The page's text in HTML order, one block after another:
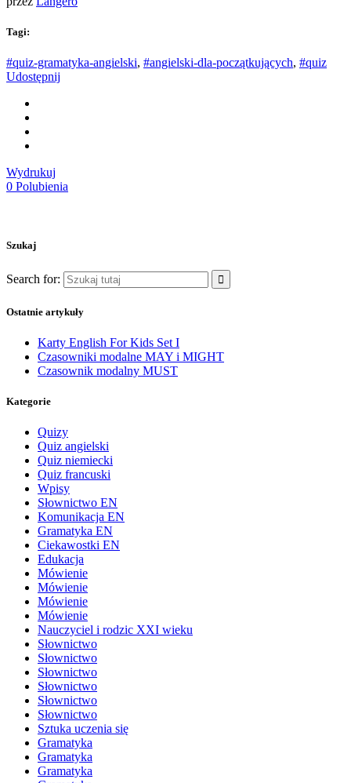
Tagi:
#quiz-gramatyka-angielski, #angielski-dla-początkujących, #quiz
Udostępnij
Wydrukuj
0 Polubienia
Szukaj
Search for:
Ostatnie artykuły
Karty English For Kids Set I
Czasowniki modalne MAY i MIGHT
Czasownik modalny MUST
Kategorie
Quizy
Quiz angielski
Quiz niemiecki
Quiz francuski
Wpisy
Słownictwo EN
Komunikacja EN
Gramatyka EN
Ciekawostki EN
Edukacja
Mówienie
Mówienie
Mówienie
Mówienie
Nauczyciel i rodzic XXI wieku
Słownictwo
Słownictwo
Słownictwo
Słownictwo
Słownictwo
Słownictwo
Sztuka uczenia się
Gramatyka
Gramatyka
Gramatyka